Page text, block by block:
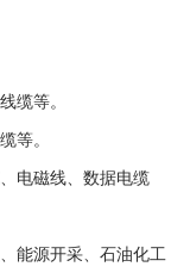
缆等。
等。
电磁线、数据电缆
能源开采、石油化工